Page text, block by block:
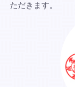
ただきます。